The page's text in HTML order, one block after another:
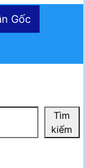
Gốc
Tìm
kiếm